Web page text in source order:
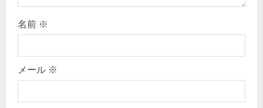
名前 ※
メール ※